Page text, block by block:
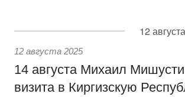
12
12 августа 2025
14 августа Михаил
визита в Киргизскую